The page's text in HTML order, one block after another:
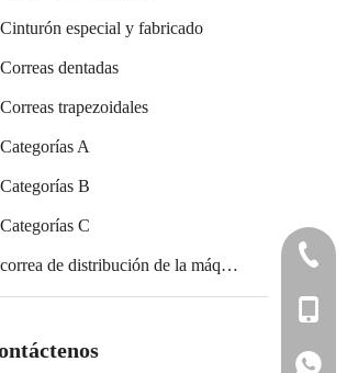
Cinturón especial y fabricado
Correas dentadas
Correas trapezoidales
Categorías A
Categorías B
Categorías C
correa de distribución de la máquina de embalaje
+86
+86 136
+86 136